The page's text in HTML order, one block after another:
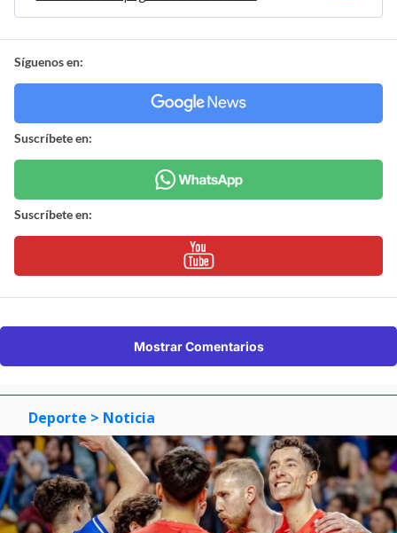
Síguenos en:
Suscríbete en:
Suscríbete en:
Mostrar Comentarios
Deporte > Noticia